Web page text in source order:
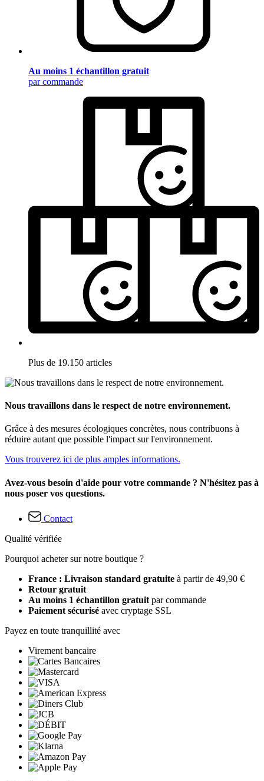
Au moins 1 échantillon gratuit
par commande
Plus de 19.150 articles
Nous travaillons dans le respect de notre environnement.
Grâce à des mesures écologiques concrètes, nous contribuons à
réduire autant que possible l'impact sur l'environnement.
Vous trouverez ici de plus amples informations.
Avez-vous besoin d'aide pour votre commande ? N'hésitez pas à
nous poser vos questions.
Contact
Qualité vérifiée
Pourquoi acheter sur notre boutique ?
France : Livraison standard gratuite à partir de 49,90 €
Retour gratuit
Au moins 1 échantillon gratuit par commande
Paiement sécurisé avec cryptage SSL
Payez en toute tranquillité avec
Virement bancaire